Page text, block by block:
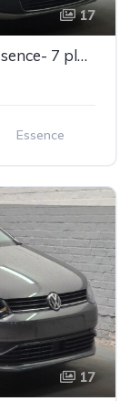
17
Vw Touran 1.2TSi 2011 - euro5 essence- 7 places - 1 prop .- Superbe état - Garantie
Essence
17